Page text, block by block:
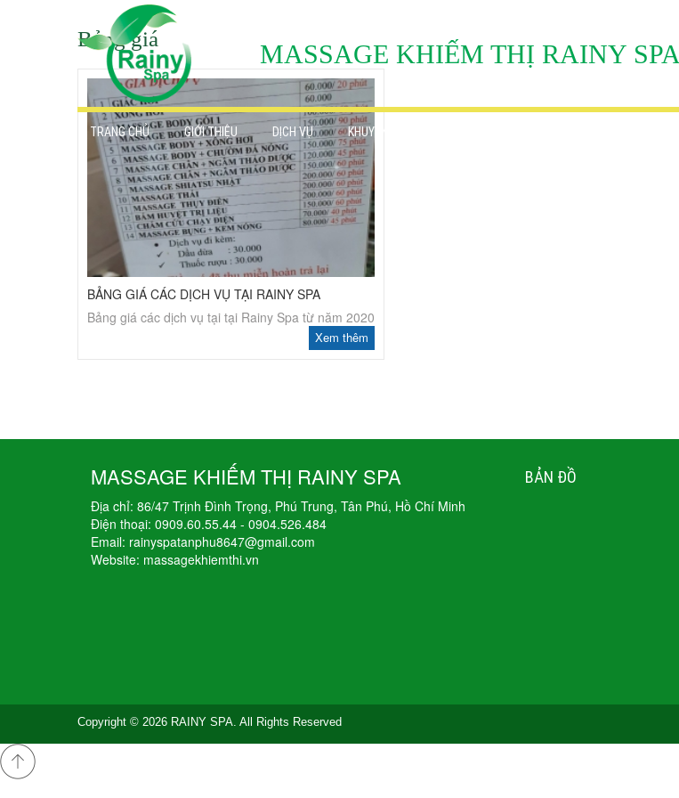
MASSAGE KHIẾM THỊ RAINY SPA
TRANG CHỦ GIỚI THIỆU DỊCH VỤ KHUYẾN MÃI
Bảng giá
BẢNG GIÁ CÁC DỊCH VỤ TẠI RAINY SPA
Bảng giá các dịch vụ tại tại Rainy Spa từ năm 2020
Xem thêm
MASSAGE KHIẾM THỊ RAINY SPA
Địa chỉ: 86/47 Trịnh Đình Trọng, Phú Trung, Tân Phú, Hồ Chí Minh
Điện thoại: 0909.60.55.44 - 0904.526.484
Email: rainyspatanphu8647@gmail.com
Website: massagekhiemthi.vn
BẢN ĐỒ
Copyright © 2026 RAINY SPA. All Rights Reserved